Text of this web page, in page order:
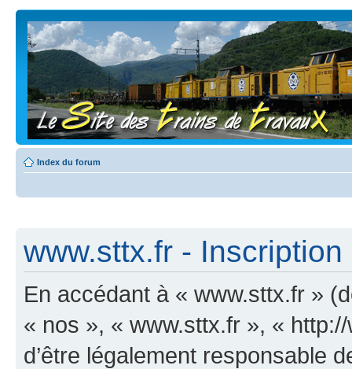
Index du forum
www.sttx.fr - Inscription
En accédant à « www.sttx.fr »
« nos », « www.sttx.fr », «
d’être légalement responsable